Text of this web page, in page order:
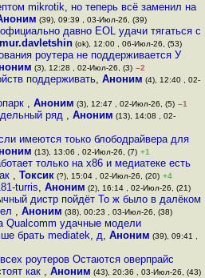
mikrotik, но теперь всё заменил на
(39), 09:39 , 03-Июл-26, (39)
давно EOL удачи тягаться с
(ok), 12:00 , 06-Июл-26, (53)
роутера не поддерживается У
(3), 12:28 , 02-Июл-26, (3) –2
поддерживать, Аноним (4), 12:40 , 02-
,Аноним (3), 12:47 , 02-Июл-26, (5) –1
ряд , Аноним (13), 14:08 , 02-
имеются тоько блободрайвера для
(13), 13:06 , 02-Июл-26, (7) +1
только на x86 и медиатеке есть
,Токсик (?), 15:04 , 02-Июл-26, (20) +4
turris, Аноним (2), 16:14 , 02-Июл-26, (21)
дистр пойдёт То ж было в далёком
, Аноним (38), 00:23 , 03-Июл-26, (38)
Qualcomm удачные модели
брать mediatek, д, Аноним (39), 09:41 ,
роутеров Остаются оверпрайс
как , Аноним (43), 20:36 , 03-Июл-26, (43)